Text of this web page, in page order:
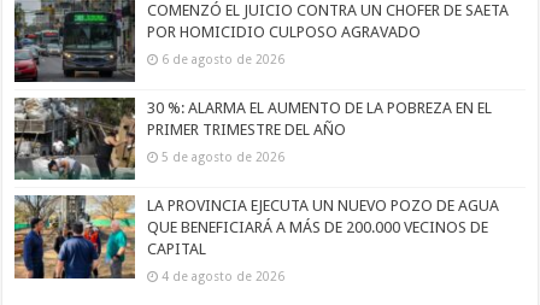
COMENZÓ EL JUICIO CONTRA UN CHOFER DE SAETA
POR HOMICIDIO CULPOSO AGRAVADO
6 de agosto de 2026
30 %: ALARMA EL AUMENTO DE LA POBREZA EN EL
PRIMER TRIMESTRE DEL AÑO
5 de agosto de 2026
LA PROVINCIA EJECUTA UN NUEVO POZO DE AGUA
QUE BENEFICIARÁ A MÁS DE 200.000 VECINOS DE
CAPITAL
4 de agosto de 2026